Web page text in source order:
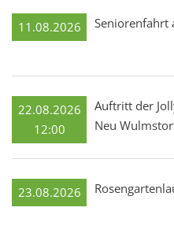
11.08.2026 Seniorenfahrt
22.08.2026
12:00
Auftritt der
Neu
23.08.2026